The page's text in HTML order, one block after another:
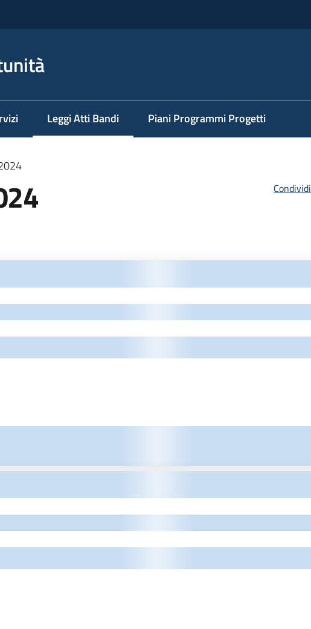
Leggi Atti Bandi
Menu selezionato Piani Programmi Progetti
Condividi